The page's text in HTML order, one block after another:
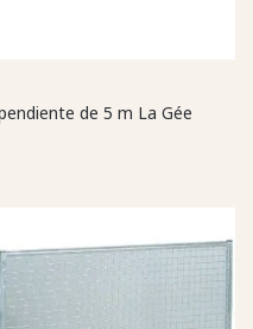
de 5 m La Gée